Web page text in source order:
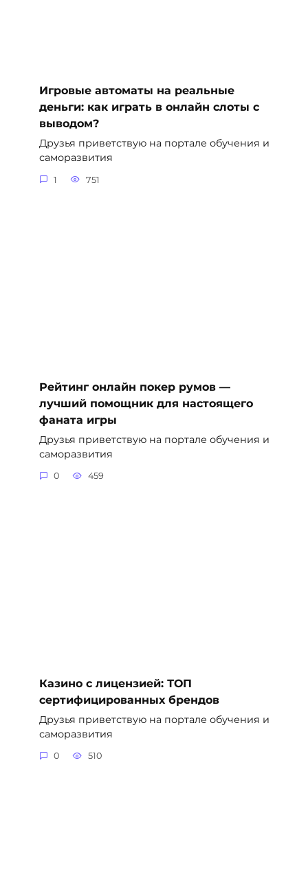
Игровые автоматы на реальные
деньги: как играть в онлайн слоты с
выводом?
Друзья приветствую на портале обучения и
саморазвития
1 751
Рейтинг онлайн покер румов —
лучший помощник для настоящего
фаната игры
Друзья приветствую на портале обучения и
саморазвития
0 459
Казино с лицензией: ТОП
сертифицированных брендов
Друзья приветствую на портале обучения и
саморазвития
0 510